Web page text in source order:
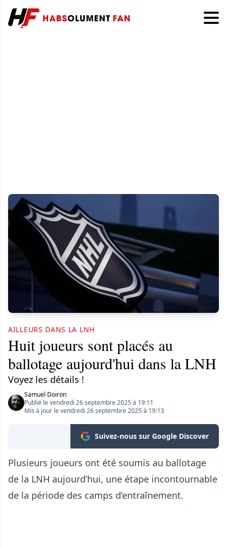
AILLEURS DANS LA LNH
Huit joueurs sont placés au
ballotage aujourd'hui dans la LNH
Voyez les détails !
Samuel Doiron
Publié le vendredi 26 septembre 2025 à 19:11
Mis à jour le vendredi 26 septembre 2025 à 19:13
Suivez-nous sur Google Discover
Plusieurs joueurs ont été soumis au ballotage
de la LNH aujourd’hui, une étape incontournable
de la période des camps d’entraînement.